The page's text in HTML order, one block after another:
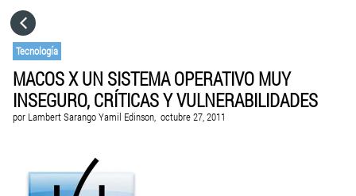
Tecnología
MACOS X UN SISTEMA OPERATIVO MUY
INSEGURO, CRÍTICAS Y VULNERABILIDADES
por Lambert Sarango Yamil Edinson, octubre 27, 2011
CATEGORÍAS